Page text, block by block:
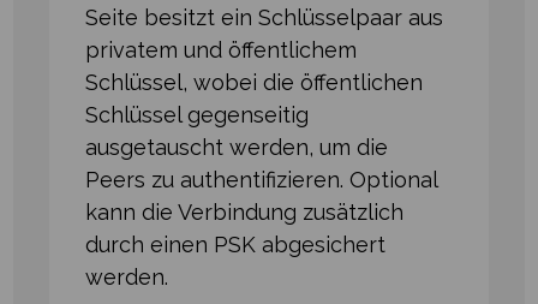
Seite besitzt ein Schlüsselpaar aus
privatem und öffentlichem
Schlüssel, wobei die öffentlichen
Schlüssel gegenseitig
ausgetauscht werden, um die
Peers zu authentifizieren. Optional
kann die Verbindung zusätzlich
durch einen PSK abgesichert
werden.